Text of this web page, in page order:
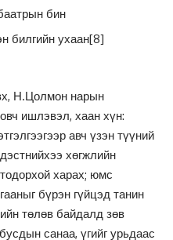
бин
билгийн ухаан[8]
Н.Цолмон нарын
ишлэвэл, хаан хүн:
авч үзэн түүний
хөгжлийн
харах; юмс
бүрэн гүйцэд танин
төлөв байдалд зөв
санаа, үгийг урьдаас